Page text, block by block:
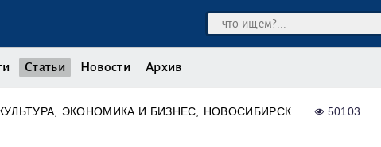
Статьи Новости Архив
ЭКОНОМИКА И БИЗНЕС НОВОСИБИРСК
50103